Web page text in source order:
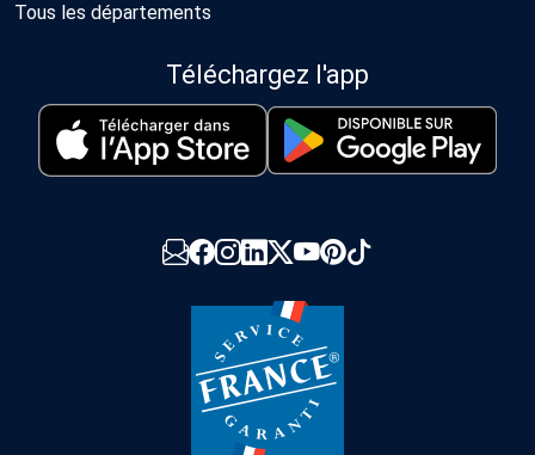
Tous les départements
Téléchargez l'app